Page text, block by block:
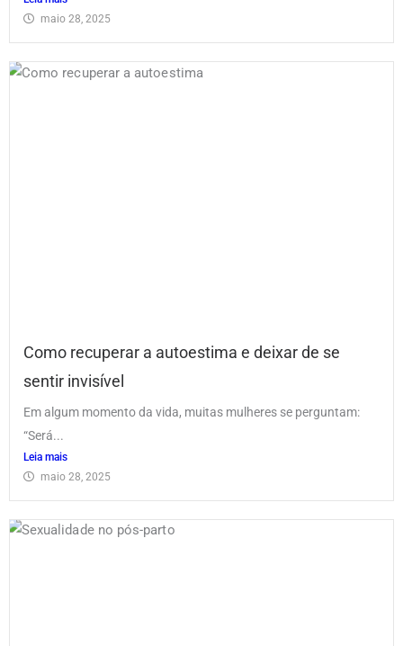
maio 28, 2025
Como recuperar a autoestima e deixar de se
sentir invisível
Em algum momento da vida, muitas mulheres se perguntam:
“Será...
Leia mais
maio 28, 2025